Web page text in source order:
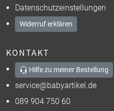
Datenschutzeinstellungen
Widerruf erklären
KONTAKT
Hilfe zu meiner Bestellung
service@babyartikel.de
089 904 750 60